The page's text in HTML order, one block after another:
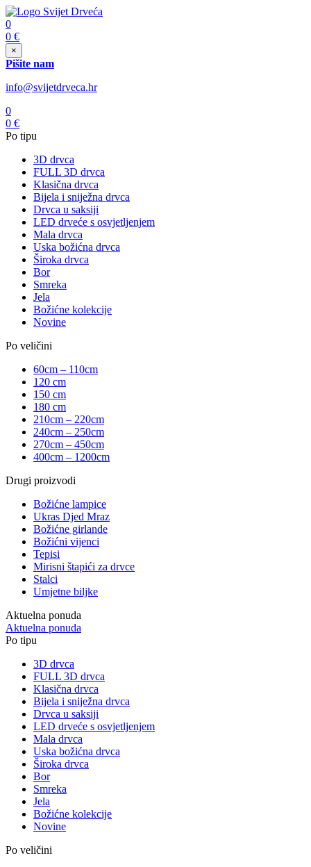
0
0 €
×
Pišite nam
info@svijetdrveca.hr
0
0 €
Po tipu
3D drvca
FULL 3D drvca
Klasična drvca
Bijela i sniježna drvca
Drvca u saksiji
LED drveće s osvjetljenjem
Mala drvca
Uska božićna drvca
Široka drvca
Bor
Smreka
Jela
Božićne kolekcije
Novine
Po veličini
60cm – 110cm
120 cm
150 cm
180 cm
210cm – 220cm
240cm – 250cm
270cm – 450cm
400cm – 1200cm
Drugi proizvodi
Božićne lampice
Ukras Djed Mraz
Božićne girlande
Božićni vijenci
Tepisi
Mirisni štapići za drvce
Stalci
Umjetne biljke
Aktuelna ponuda
Aktuelna ponuda
Po tipu
3D drvca
FULL 3D drvca
Klasična drvca
Bijela i sniježna drvca
Drvca u saksiji
LED drveće s osvjetljenjem
Mala drvca
Uska božićna drvca
Široka drvca
Bor
Smreka
Jela
Božićne kolekcije
Novine
Po veličini